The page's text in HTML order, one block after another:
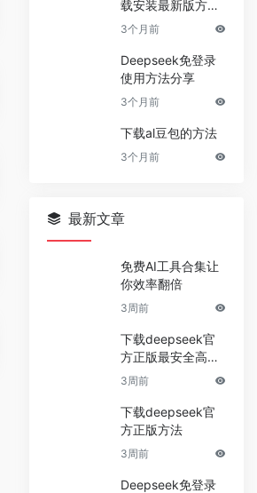
载安装最新版方法
指南
3个月前
Deepseek免登录
使用方法分享
3个月前
下载al豆包的方法
3个月前
最新文章
免费AI工具合集让
你效率翻倍
3周前
下载deepseek官
方正版最安全高效
渠道
3周前
下载deepseek官
方正版方法
3周前
Deepseek免登录